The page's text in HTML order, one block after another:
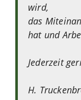
wird,
das
hat und
Jederzeit
H.